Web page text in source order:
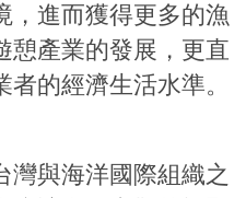
，進而獲得更多的漁
憩產業的發展，更直
的經濟生活水準。
灣與海洋國際組織之